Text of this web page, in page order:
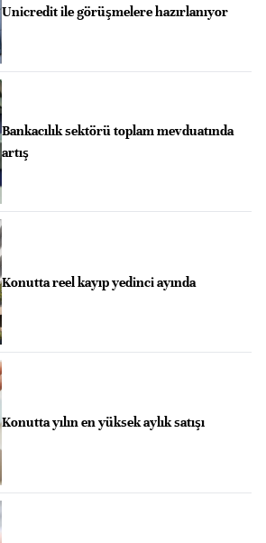
Unicredit ile görüşmelere hazırlanıyor
Bankacılık sektörü toplam mevduatında
artış
Konutta reel kayıp yedinci ayında
Konutta yılın en yüksek aylık satışı